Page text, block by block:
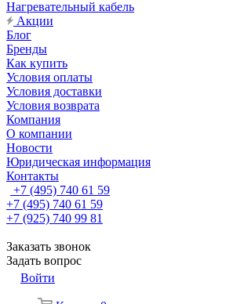
Нагревательный кабель
Акции
Блог
Бренды
Как купить
Условия оплаты
Условия доставки
Условия возврата
Компания
О компании
Новости
Юридическая информация
Контакты
+7 (495) 740 61 59
+7 (495) 740 61 59
+7 (925) 740 99 81
Заказать звонок
Задать вопрос
Войти